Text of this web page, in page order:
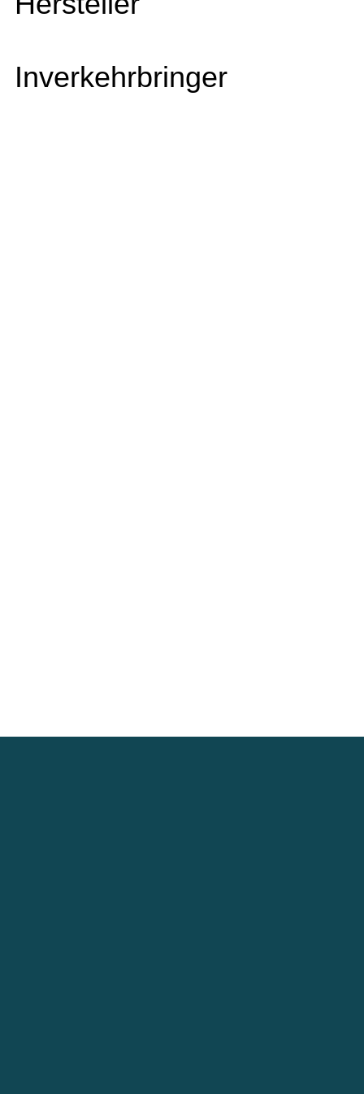
Inverkehrbringer